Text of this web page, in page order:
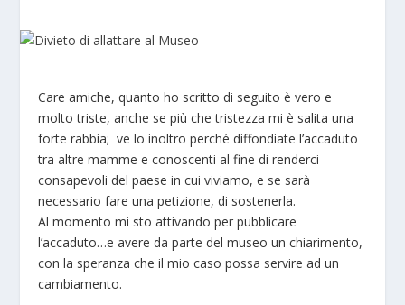
Care amiche, quanto ho scritto di seguito è vero e
molto triste, anche se più che tristezza mi è salita una
forte rabbia; ve lo inoltro perché diffondiate l’accaduto
tra altre mamme e conoscenti al fine di renderci
consapevoli del paese in cui viviamo, e se sarà
necessario fare una petizione, di sostenerla.
Al momento mi sto attivando per pubblicare
l’accaduto…e avere da parte del museo un chiarimento,
con la speranza che il mio caso possa servire ad un
cambiamento.